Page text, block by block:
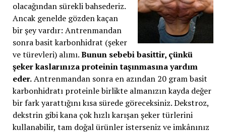
olacağından sürekli bahsederiz.
Ancak genelde gözden kaçan
bir şey vardır: Antrenmandan
sonra basit karbonhidrat (şeker
ve türevleri) alımı.Bunun sebebi basittir, çünkü
şeker kaslarınıza proteinin taşınmasına yardım
eder.Antrenmandan sonra en azından 20 gram basit
karbonhidratı proteinle birlikte almanızın kayda değer
bir fark yarattığını kısa sürede göreceksiniz. Dekstroz,
dekstrin gibi kana çok hızlı karışan şeker türlerini
kullanabilir, tam doğal ürünler isterseniz ve imkânınız